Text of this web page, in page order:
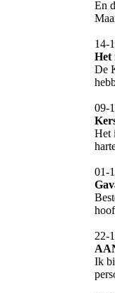
En
14-
Het
De
09-
Het
01-
22-
Ik